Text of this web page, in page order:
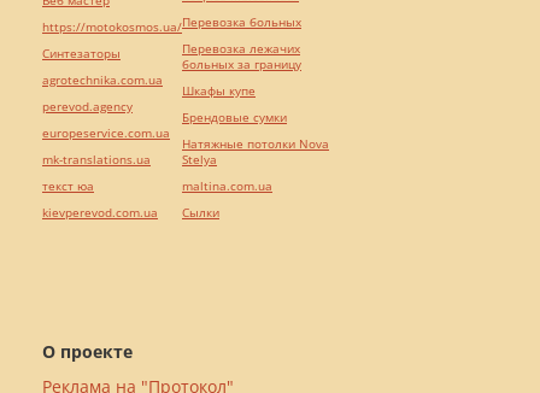
О проекте
Реклама на "Протокол"
https://motokosmos.ua/
Синтезаторы
agrotechnika.com.ua
perevod.agency
europeservice.com.ua
mk-translations.ua
текст юа
kievperevod.com.ua
Перевозка больных
Перевозка лежачих
больных за границу
Шкафы купе
Брендовые сумки
Натяжные потолки Nova
Stelya
maltina.com.ua
Cылки